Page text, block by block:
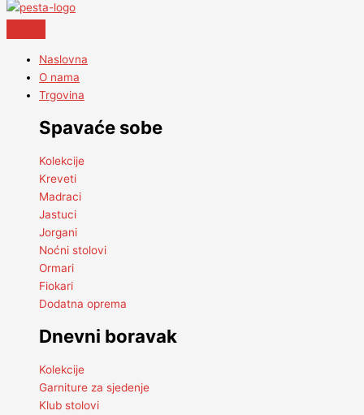
Naslovna
O nama
Trgovina
Spavaće sobe
Kolekcije
Kreveti
Madraci
Jastuci
Jorgani
Noćni stolovi
Ormari
Fiokari
Dodatna oprema
Dnevni boravak
Kolekcije
Garniture za sjedenje
Klub stolovi